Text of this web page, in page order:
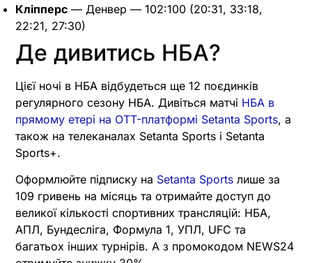
Кліпперс — Денвер — 102:100 (20:31, 33:18,
22:21, 27:30)
Де дивитись НБА?
Цієї ночі в НБА відбудеться ще 12 поєдинків
регулярного сезону НБА. Дивіться матчі НБА в
прямому етері на OTT-платформі Setanta Sports, а
також на телеканалах Setanta Sports і Setanta
Sports+.
Оформлюйте підписку на Setanta Sports лише за
109 гривень на місяць та отримайте доступ до
великої кількості спортивних трансляцій: НБА,
АПЛ, Бундесліга, Формула 1, УПЛ, UFC та
багатьох інших турнірів. А з промокодом NEWS24